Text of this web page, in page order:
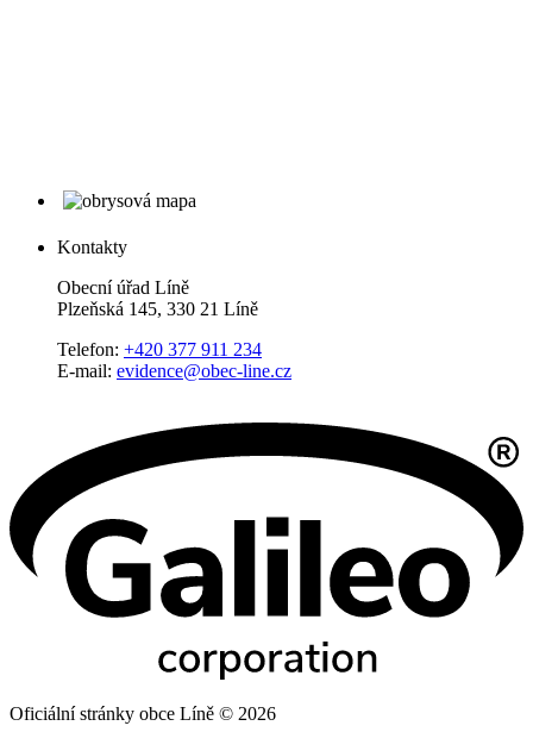
Kontakty
Obecní úřad Líně
Plzeňská 145, 330 21 Líně
Telefon: +420 377 911 234
E-mail: evidence@obec-line.cz
Oficiální stránky obce Líně © 2026